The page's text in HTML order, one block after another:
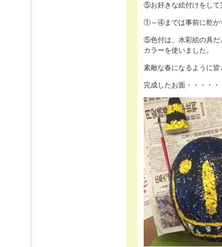
⑤お好きな絵付けをし
①～④までは事前に乾か
⑤色付は、水彩絵の具だ
カラーを使いました。